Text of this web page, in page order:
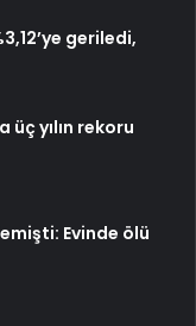
geriledi,
üç yılın rekoru
Evinde ölü